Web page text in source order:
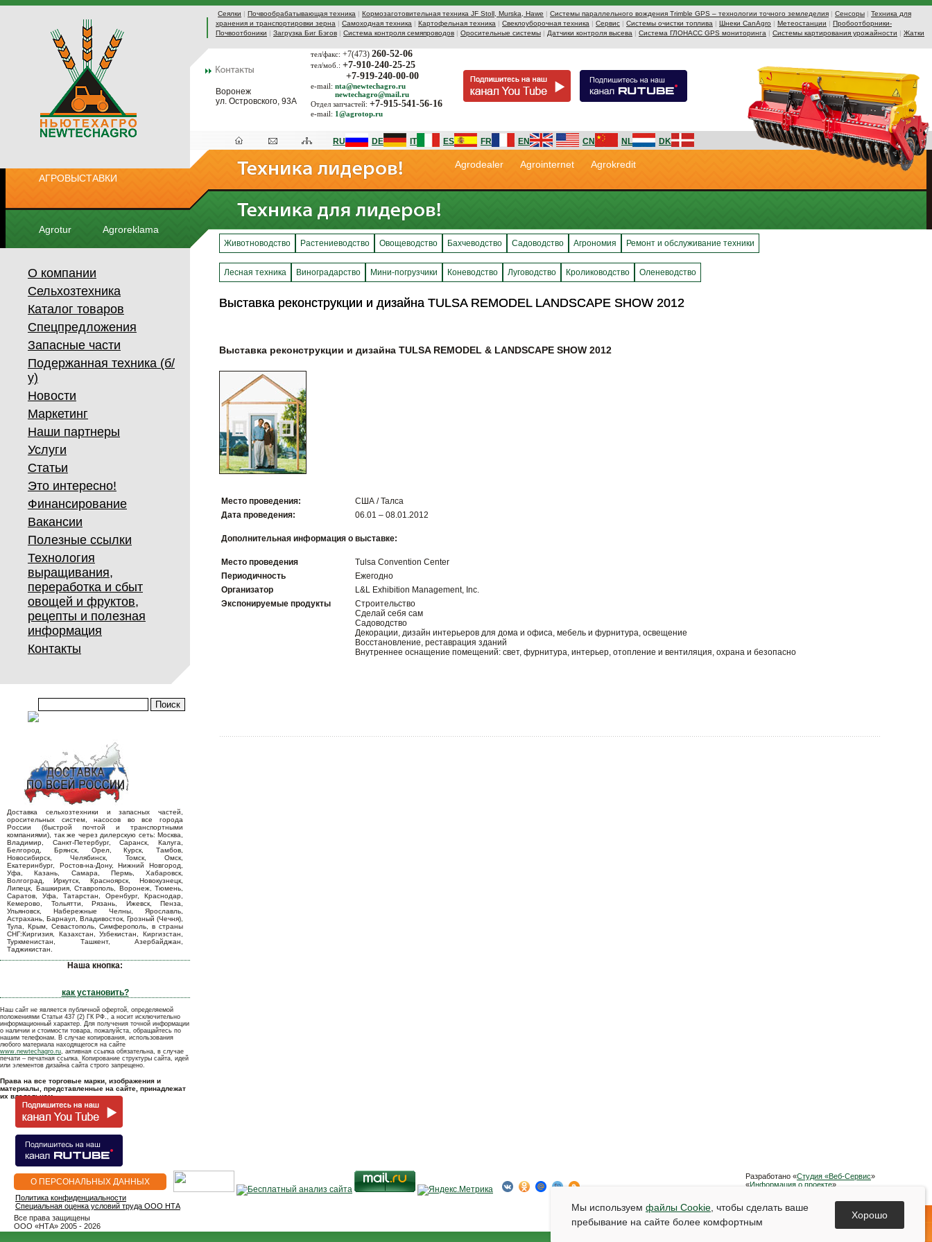
Сеялки | Почвообрабатывающая техника | Кормозаготовительная техника JF Stoll, Murska, Hawe | Системы параллельного вождения Trimble GPS – технологии точного земледелия | Сенсоры | Техника для
хранения и транспортировки зерна | Самоходная техника | Картофельная техника | Свеклоуборочная техника | Сервис | Системы очистки топлива | Шнеки CanAgro | Метеостанции | Пробоотборники-
Почвоотбоники | Загрузка Биг Бэгов | Система контроля семяпроводов | Оросительные системы | Датчики контроля высева | Система ГЛОНАСС GPS мониторинга | Системы картирования урожайности | Жатки
Воронеж
ул. Островского, 93А
тел/факс: +7(473) 260-52-06
тел/моб.: +7-910-240-25-25
+7-919-240-00-00
e-mail: nta@newtechagro.ru
newtechagro@mail.ru
Отдел запчастей: +7-915-541-56-16
e-mail: 1@agrotop.ru
АГРОВЫСТАВКИ
Agrotur Agroreklama
RU DE IT ES FR EN CN NL DK
Agrodealer Agrointernet Agrokredit
О компании
Сельхозтехника
Каталог товаров
Спецпредложения
Запасные части
Подержанная техника (б/
у)
Новости
Маркетинг
Наши партнеры
Услуги
Статьи
Это интересно!
Финансирование
Вакансии
Полезные ссылки
Технология
выращивания,
переработка и сбыт
овощей и фруктов,
рецепты и полезная
информация
Контакты
Доставка сельхозтехники и запасных частей,
оросительных систем, насосов во все города
России (быстрой почтой и транспортными
компаниями), так же через дилерскую сеть: Москва,
Владимир, Санкт-Петербург, Саранск, Калуга,
Белгород, Брянск, Орел, Курск, Тамбов,
Новосибирск, Челябинск, Томск, Омск,
Екатеринбург, Ростов-на-Дону, Нижний Новгород,
Уфа, Казань, Самара, Пермь, Хабаровск,
Волгоград, Иркутск, Красноярск, Новокузнецк,
Липецк, Башкирия, Ставрополь, Воронеж, Тюмень,
Саратов, Уфа, Татарстан, Оренбург, Краснодар,
Кемерово, Тольятти, Рязань, Ижевск, Пенза,
Ульяновск, Набережные Челны, Ярославль,
Астрахань, Барнаул, Владивосток, Грозный (Чечня),
Тула, Крым, Севастополь, Симферополь, в страны
СНГ:Киргизия, Казахстан, Узбекистан, Киргизстан,
Туркменистан, Ташкент, Азербайджан,
Таджикистан.
Наша кнопка:
как установить?
Наш сайт не является публичной офертой, определяемой
положениями Статьи 437 (2) ГК РФ., а носит исключительно
информационный характер. Для получения точной информации
о наличии и стоимости товара, пожалуйста, обращайтесь по
нашим телефонам. В случае копирования, использования
любого материала находящегося на сайте
www.newtechagro.ru, активная ссылка обязательна, в случае
печати – печатная ссылка. Копирование структуры сайта, идей
или элементов дизайна сайта строго запрещено.
Права на все торговые марки, изображения и
материалы, представленные на сайте, принадлежат
их владельцам.
Животноводство Растениеводство Овощеводство Бахчеводство Садоводство Агрономия Ремонт и обслуживание техники
Лесная техника Виноградарство Мини-погрузчики Коневодство Луговодство Кролиководство Оленеводство
Выставка реконструкции и дизайна TULSA REMODEL LANDSCAPE SHOW 2012
Выставка реконструкции и дизайна TULSA REMODEL LANDSCAPE SHOW 2012
Выставка реконструкции и дизайна TULSA REMODEL & LANDSCAPE SHOW 2012
Место проведения:
США / Талса
Дата проведения:
06.01 – 08.01.2012
Дополнительная информация о выставке:
Место проведения
Tulsa Convention Center
Периодичность
Ежегодно
Организатор
L&L Exhibition Management, Inc.
Экспонируемые продукты
Строительство
Сделай себя сам
Садоводство
Декорации, дизайн интерьеров для дома и офиса, мебель и фурнитура, освещение
Восстановление, реставрация зданий
Внутреннее оснащение помещений: свет, фурнитура, интерьер, отопление и вентиляция, охрана и безопасно
О ПЕРСОНАЛЬНЫХ ДАННЫХ
Все права защищены
OOO «НТА» 2005 - 2026
Политика конфиденциальности
Специальная оценка условий труда ООО НТА
Разработано «Студия «Веб-Сервис»
«Информация о проекте»
Мы используем файлы Cookie , чтобы сделать ваше
пребывание на сайте более комфортным
Хорошо